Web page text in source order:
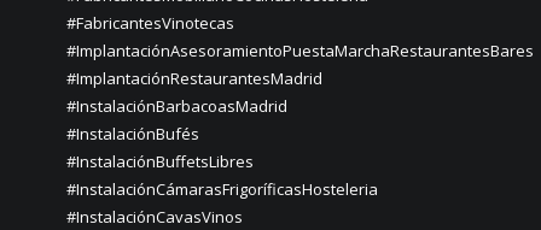
#FabricantesVinotecas
#ImplantaciónAsesoramientoPuestaMarchaRestaurantesBares
#ImplantaciónRestaurantesMadrid
#InstalaciónBarbacoasMadrid
#InstalaciónBufés
#InstalaciónBuffetsLibres
#InstalaciónCámarasFrigoríficasHosteleria
#InstalaciónCavasVinos